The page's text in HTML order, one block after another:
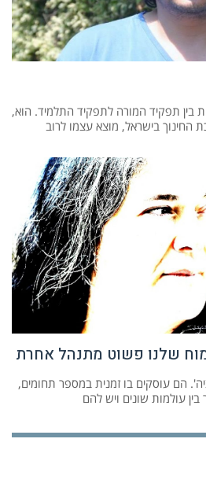
בין תפקיד המורה לתפקיד התלמיד. הוא,
בישראל, מוצא עצמו לרוב
שלנו פשוט מתנהל אחרת
הם עוסקים בו זמנית במספר תחומים,
עולמות שונים ויש להם